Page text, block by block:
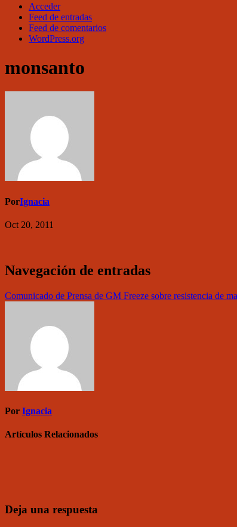
Acceder
Feed de entradas
Feed de comentarios
WordPress.org
monsanto
PorIgnacia
Oct 20, 2011
Navegación de entradas
Comunicado de Prensa de GM Freeze sobre resistencia de
Por Ignacia
Artículos Relacionados
Deja una respuesta